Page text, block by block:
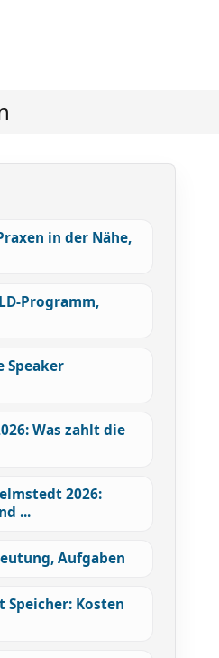
in der Nähe,
Programm,
Speaker
Was zahlt die
2026:
...
Aufgaben
Speicher: Kosten